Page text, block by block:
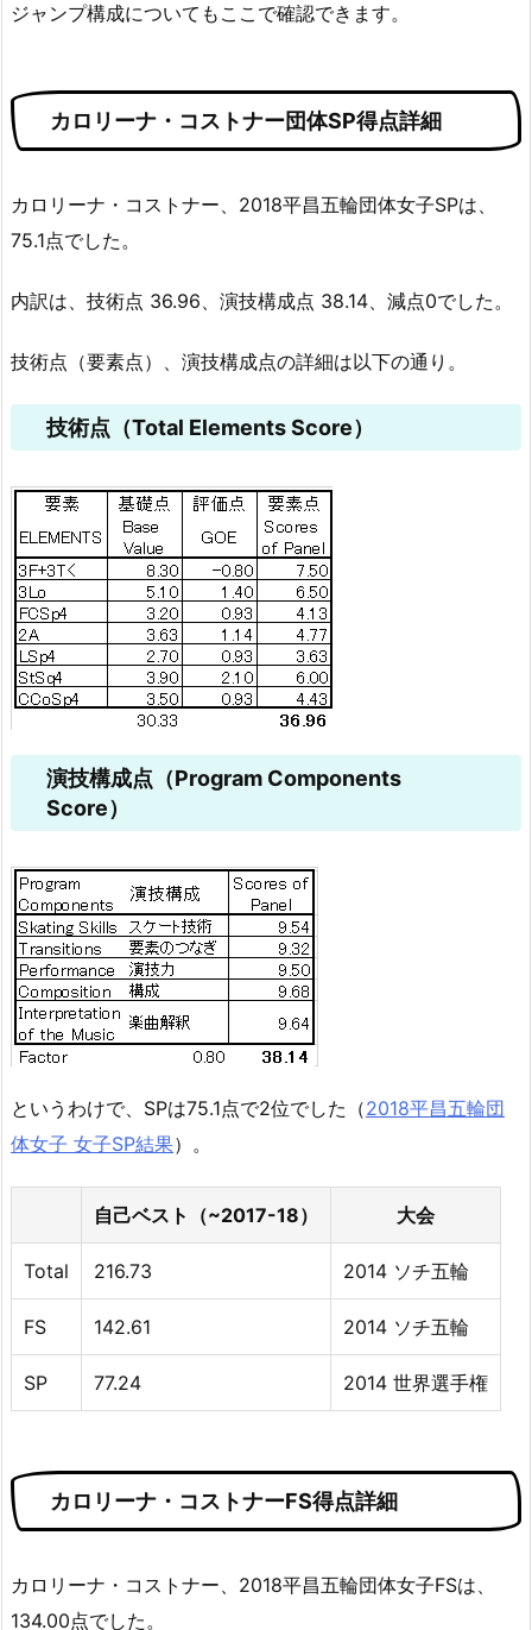
ジャンプ構成についてもここで確認できます。
カロリーナ・コストナー団体SP得点詳細
カロリーナ・コストナー、2018平昌五輪団体女子SPは、
75.1点でした。
内訳は、技術点 36.96、演技構成点 38.14、減点0でした。
技術点（要素点）、演技構成点の詳細は以下の通り。
技術点（Total Elements Score）
演技構成点（Program Components
Score）
というわけで、SPは75.1点で2位でした（2018平昌五輪団
体女子 女子SP結果）。
自己ベスト（~2017-18） 大会
Total 216.73 2014 ソチ五輪
FS 142.61 2014 ソチ五輪
SP 77.24 2014 世界選手権
カロリーナ・コストナーFS得点詳細
カロリーナ・コストナー、2018平昌五輪団体女子FSは、
134.00点でした。